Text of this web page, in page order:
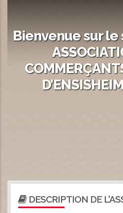
Bienvenue sur
DESCRIPTION DE